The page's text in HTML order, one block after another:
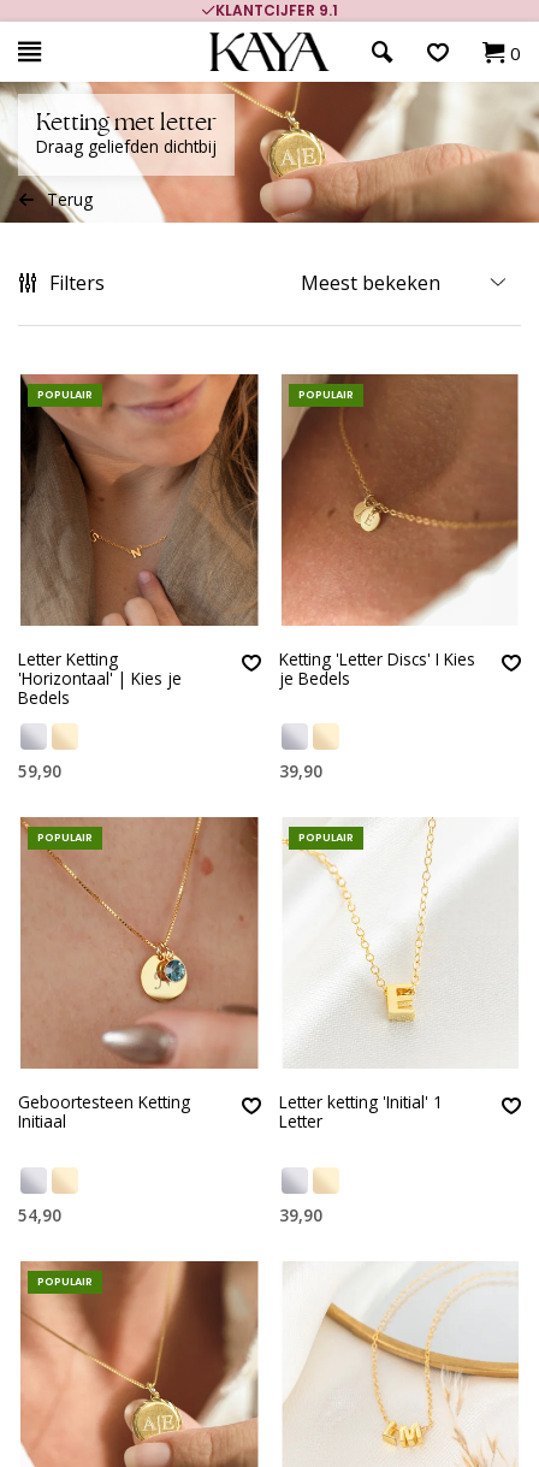
700.000+ TEVREDEN KLANTEN
0
Ketting met letter
Draag geliefden dichtbij
Terug
Filters
POPULAIR
Letter Ketting
'Horizontaal' | Kies je
Bedels
59,90
POPULAIR
Ketting 'Letter Discs' I Kies
je Bedels
39,90
POPULAIR
Geboortesteen Ketting
Initiaal
54,90
POPULAIR
Letter ketting 'Initial' 1
Letter
39,90
POPULAIR